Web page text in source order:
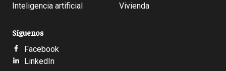
Inteligencia artificial
Vivienda
Síguenos
Facebook
LinkedIn